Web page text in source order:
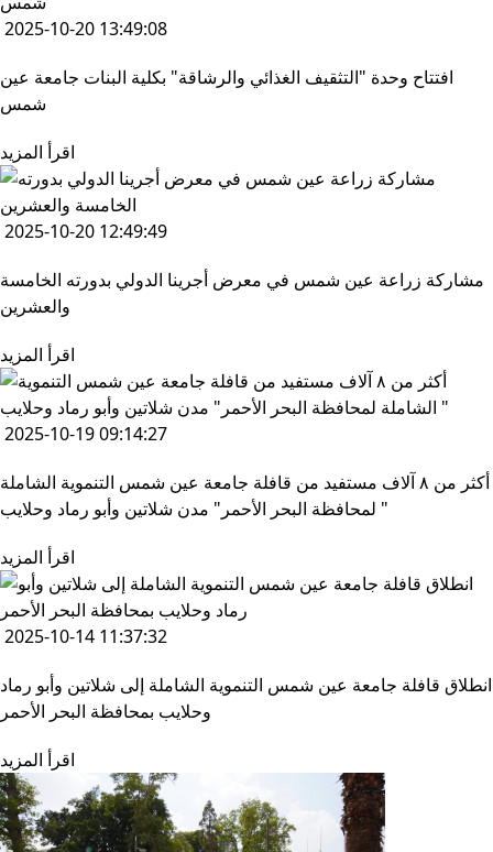
2025-10-20 13:49:08
افتتاح وحدة "التثقيف الغذائي والرشاقة" بكلية البنات جامعة عين
شمس
اقرأ المزيد
2025-10-20 12:49:49
مشاركة زراعة عين شمس في معرض أجرينا الدولي بدورته الخامسة
والعشرين
اقرأ المزيد
2025-10-19 09:14:27
أكثر من ٨ آلاف مستفيد من قافلة جامعة عين شمس التنموية الشاملة
لمحافظة البحر الأحمر" مدن شلاتين وأبو رماد وحلايب "
اقرأ المزيد
2025-10-14 11:37:32
انطلاق قافلة جامعة عين شمس التنموية الشاملة إلى شلاتين وأبو رماد
وحلايب بمحافظة البحر الأحمر
اقرأ المزيد